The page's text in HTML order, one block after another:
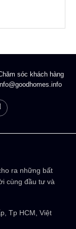
sóc khách hàng
ra những bất
cùng đầu tư và
Tp HCM, Việt